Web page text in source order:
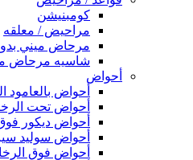
كومبنيشن
مراحيض / معلقه
مرحاض ميني
شاسيه مرحاض
أحواض
أحواض بالعامود
أحواض تحت
أحواض ديكور
أحواض سوليد
أحواض فوق